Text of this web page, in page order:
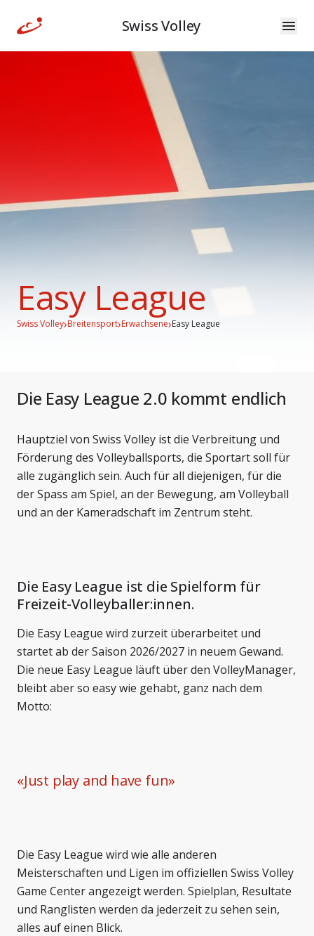
Swiss Volley
Easy League
Swiss Volley›Breitensport›Erwachsene›Easy League
Die Easy League 2.0 kommt endlich
Hauptziel von Swiss Volley ist die Verbreitung und
Förderung des Volleyballsports, die Sportart soll für
alle zugänglich sein. Auch für all diejenigen, für die
der Spass am Spiel, an der Bewegung, am Volleyball
und an der Kameradschaft im Zentrum steht.
Die Easy League ist die Spielform für
Freizeit-Volleyballer:innen.
Die Easy League wird zurzeit überarbeitet und
startet ab der Saison 2026/2027 in neuem Gewand.
Die neue Easy League läuft über den VolleyManager,
bleibt aber so easy wie gehabt, ganz nach dem
Motto:
«Just play and have fun»
Die Easy League wird wie alle anderen
Meisterschaften und Ligen im offiziellen Swiss Volley
Game Center angezeigt werden. Spielplan, Resultate
und Ranglisten werden da jederzeit zu sehen sein,
alles auf einen Blick.